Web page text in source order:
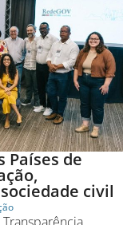
Países de
civil